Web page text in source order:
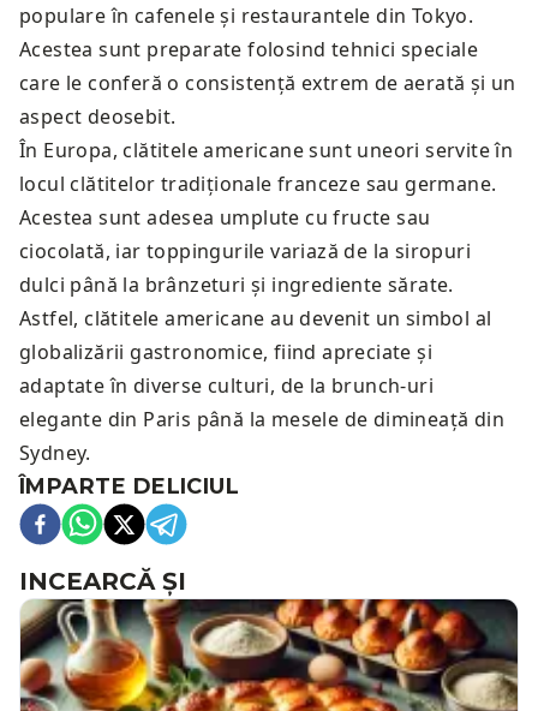
populare în cafenele și restaurantele din Tokyo.
Acestea sunt preparate folosind tehnici speciale
care le conferă o consistență extrem de aerată și un
aspect deosebit.
În Europa, clătitele americane sunt uneori servite în
locul clătitelor tradiționale franceze sau germane.
Acestea sunt adesea umplute cu fructe sau
ciocolată, iar toppingurile variază de la siropuri
dulci până la brânzeturi și ingrediente sărate.
Astfel, clătitele americane au devenit un simbol al
globalizării gastronomice, fiind apreciate și
adaptate în diverse culturi, de la brunch-uri
elegante din Paris până la mesele de dimineață din
Sydney.
ÎMPARTE DELICIUL
INCEARCĂ ȘI